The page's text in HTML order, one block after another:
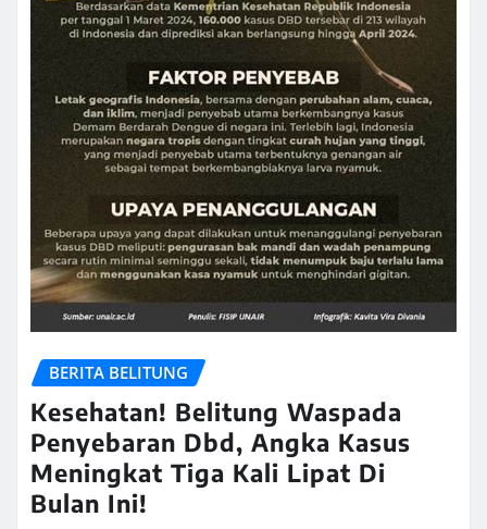
BERITA BELITUNG
Kesehatan! Belitung Waspada
Penyebaran Dbd, Angka Kasus
Meningkat Tiga Kali Lipat Di
Bulan Ini!